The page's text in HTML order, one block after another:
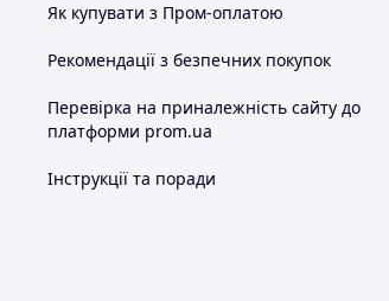
Як купувати з Пром-оплатою
Рекомендації з безпечних покупок
Перевірка на приналежність сайту до
платформи prom.ua
Інструкції та поради